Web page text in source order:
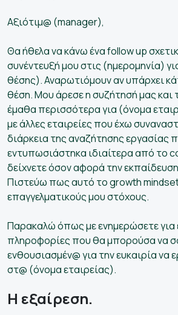
Αξιότιμ@ (manager),
Θα ήθελα να κάνω ένα follow up
συνέντευξή μου στις (ημερομηνία)
θέσης). Αναρωτιόμουν αν υπάρχει
θέση. Μου άρεσε η συζήτησή μας και
έμαθα περισσότερα για (όνομα
με άλλες εταιρείες που έχω
διάρκεια της αναζήτησης εργασίας
εντυπωσιάστηκα ιδιαίτερα από το
δείχνετε όσον αφορά την
Πιστεύω πως αυτό το growth mindset
επαγγελματικούς μου στόχους.
Παρακαλώ όπως με ενημερώσετε για
πληροφορίες που θα μπορούσα να
ενθουσιασμέν@ για την ευκαιρία να
στ@ (όνομα εταιρείας).
Η εξαίρεση.